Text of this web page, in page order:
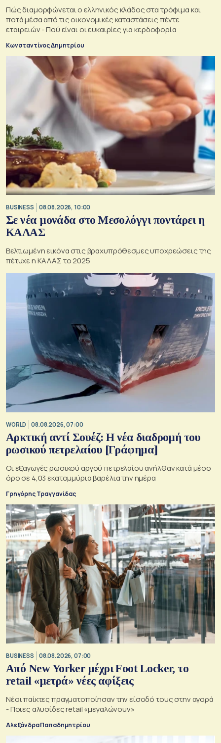
Πώς διαμορφώνεται ο ελληνικός κλάδος στα τρόφιμα και
ποτά μέσα από τις οικονομικές καταστάσεις πέντε
εταιρειών - Πού είναι οι ευκαιρίες για κερδοφορία
Κωνσταντίνος Δημητρίου
BUSINESS 08.08.2026, 10:00
Σε νέα μονάδα στο Μεσολόγγι ποντάρει η
ΚΑΛΑΣ
Βελτιωμένη εικόνα στις βραχυπρόθεσμες υποχρεώσεις της
πέτυχε η ΚΑΛΑΣ το 2025
WORLD 08.08.2026, 07:00
Αρκτική αντί Σουέζ: Η νέα διαδρομή του
ρωσικού πετρελαίου [Γράφημα]
Οι εξαγωγές ρωσικού αργού πετρελαίου ανήλθαν κατά μέσο
όρο σε 4,03 εκατομμύρια βαρέλια την ημέρα
Γρηγόρης Τραγγανίδας
BUSINESS 08.08.2026, 07:00
Από New Yorker μέχρι Foot Locker, το
retail «μετρά» νέες αφίξεις
Νέοι παίκτες πραγματοποίησαν την είσοδό τους στην αγορά
- Ποιες αλυσίδες retail «μεγαλώνουν»
Αλεξάνδρα Παπαδημητρίου